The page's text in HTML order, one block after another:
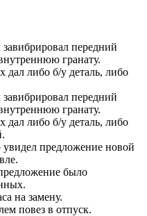
передний
гранату.
либо б/у деталь, либо
передний
гранату.
либо б/у деталь, либо
предложение новой
было
на замену.
повез в отпуск.